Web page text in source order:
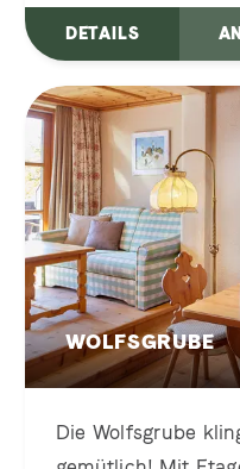
DETAILS
WOLFSGRUBE
Die Wolfsgrube